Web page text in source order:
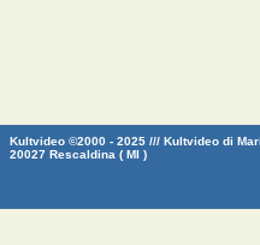
Kultvideo ©2000 - 2025 /// Kultvideo di
20027 Rescaldina ( MI )